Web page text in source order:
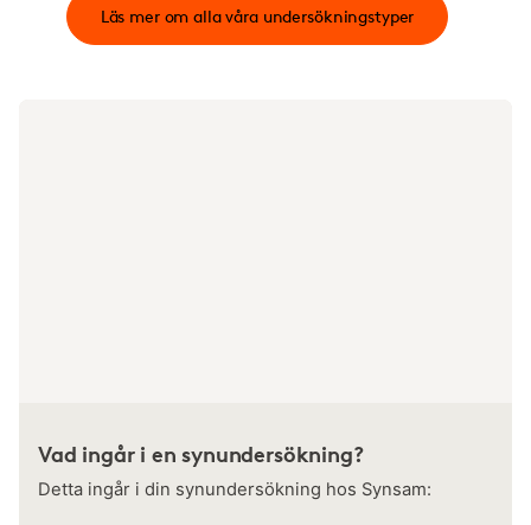
Läs mer om alla våra undersökningstyper
Vad ingår i en synundersökning?
Detta ingår i din synundersökning hos Synsam: